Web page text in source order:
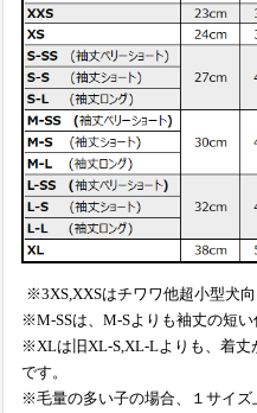
※3XS,XXSはチワワ他超小型犬向
※M-SSは、M-Sよりも袖丈の短い
※XLは旧XL-S,XL-Lよりも、着丈
です。
※毛量の多い子の場合、１サイズ